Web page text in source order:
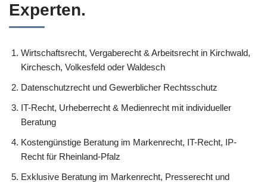
Experten.
Wirtschaftsrecht, Vergaberecht & Arbeitsrecht in Kirchwald,
Kirchesch, Volkesfeld oder Waldesch
Datenschutzrecht und Gewerblicher Rechtsschutz
IT-Recht, Urheberrecht & Medienrecht mit individueller
Beratung
Kostengünstige Beratung im Markenrecht, IT-Recht, IP-
Recht für Rheinland-Pfalz
Exklusive Beratung im Markenrecht, Presserecht und